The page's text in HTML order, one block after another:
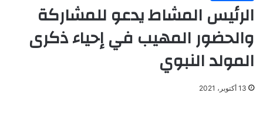
الرئيس المشاط يدعو للمشاركة
والحضور المهيب في إحياء ذكرى
المولد النبوي
13 أكتوبر، 2021